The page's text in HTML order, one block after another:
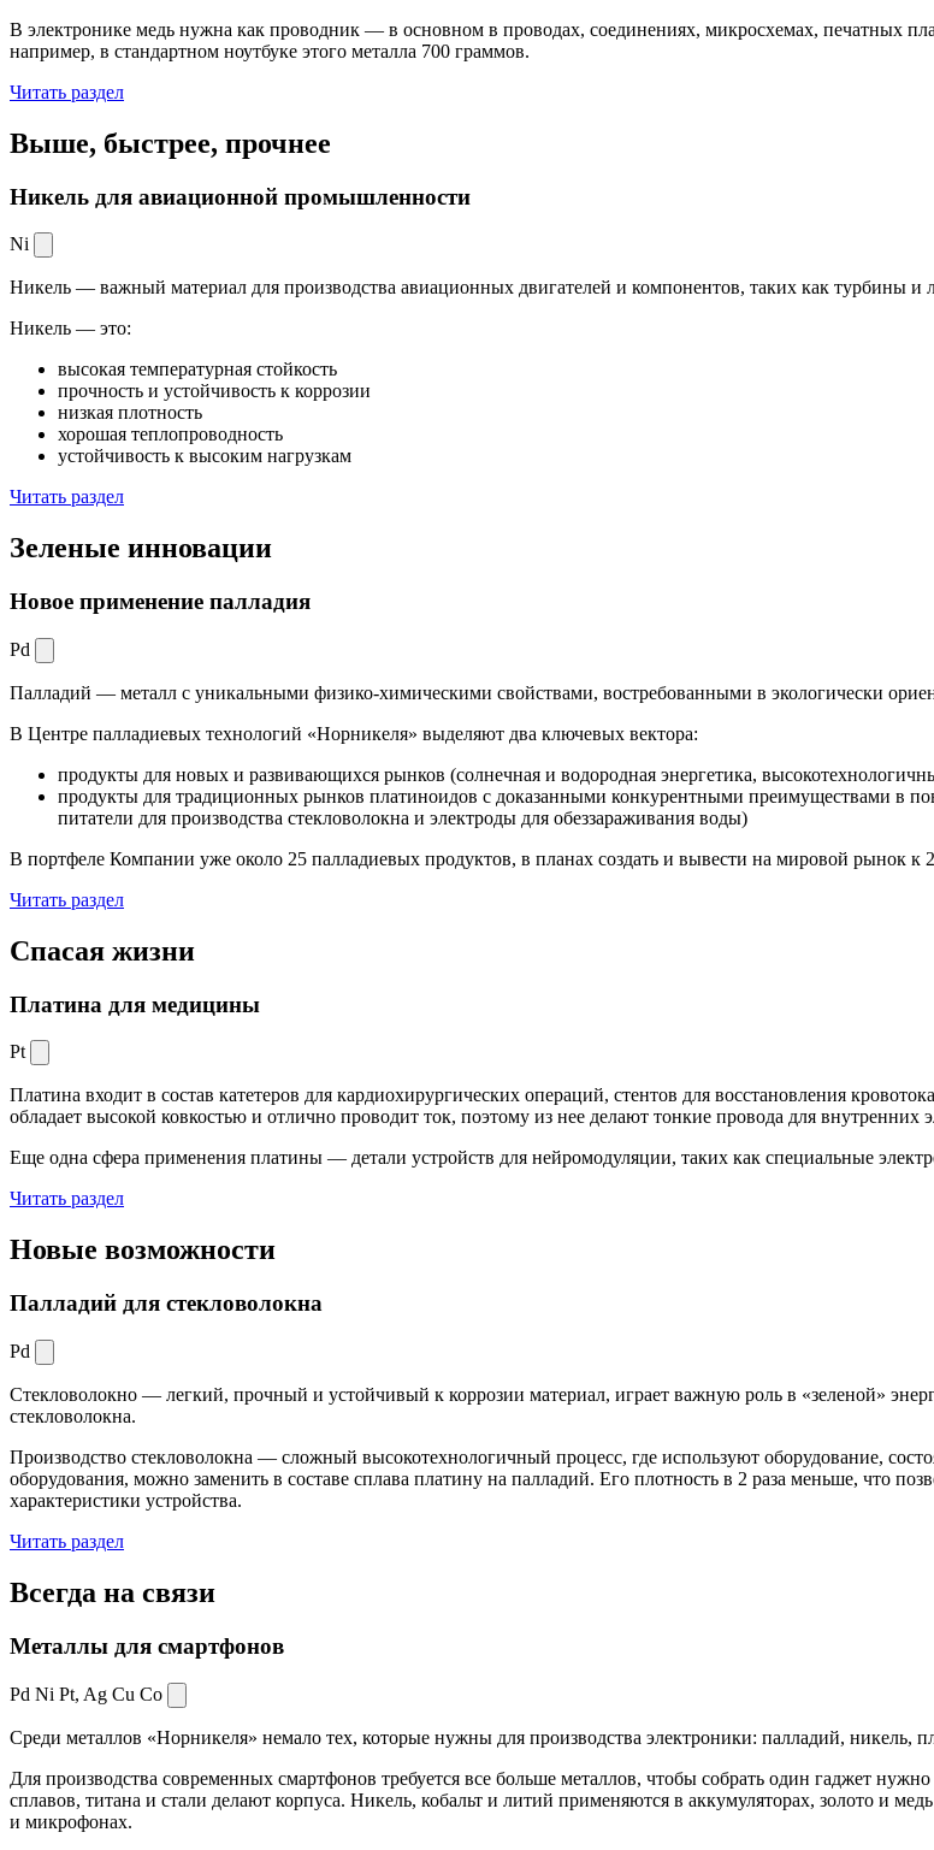
В электронике медь нужна как проводник — в основном в проводах, соединениях, микросхемах, печатных
например, в стандартном ноутбуке этого металла 700 граммов.
Читать раздел
Выше, быстрее, прочнее
Никель для авиационной промышленности
Ni
Никель — важный материал для производства авиационных двигателей и компонентов, таких как турбины и
Никель — это:
высокая температурная стойкость
прочность и устойчивость к коррозии
низкая плотность
хорошая теплопроводность
устойчивость к высоким нагрузкам
Читать раздел
Зеленые инновации
Новое применение палладия
Pd
Палладий — металл с уникальными физико-химическими свойствами, востребованными в экологически
В Центре палладиевых технологий «Норникеля» выделяют два ключевых вектора:
продукты для новых и развивающихся рынков (солнечная и водородная энергетика,
продукты для традиционных рынков платиноидов с доказанными конкурентными преимуществами в
питатели для производства стекловолокна и электроды для обеззараживания воды)
В портфеле Компании уже около 25 палладиевых продуктов, в планах создать и вывести на мировой рынок
Читать раздел
Спасая жизни
Платина для медицины
Pt
Платина входит в состав катетеров для кардиохирургических операций, стентов для восстановления
обладает высокой ковкостью и отлично проводит ток, поэтому из нее делают тонкие провода для
Еще одна сфера применения платины — детали устройств для нейромодуляции, таких как специальные
Читать раздел
Новые возможности
Палладий для стекловолокна
Pd
Стекловолокно — легкий, прочный и устойчивый к коррозии материал, играет важную роль в «зеленой»
стекловолокна.
Производство стекловолокна — сложный высокотехнологичный процесс, где используют оборудование,
оборудования, можно заменить в составе сплава платину на палладий. Его плотность в 2 раза меньше, что
характеристики устройства.
Читать раздел
Всегда на связи
Металлы для смартфонов
Pd Ni Pt, Ag Cu Co
Среди металлов «Норникеля» немало тех, которые нужны для производства электроники: палладий, никель,
Для производства современных смартфонов требуется все больше металлов, чтобы собрать один гаджет
сплавов, титана и стали делают корпуса. Никель, кобальт и литий применяются в аккумуляторах, золото и
и микрофонах.